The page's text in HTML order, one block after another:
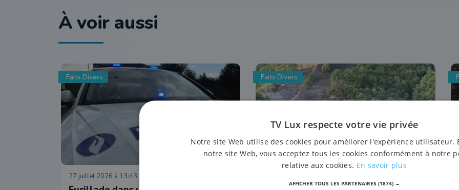
À voir aussi
Faits Divers
27 juillet 2026 à 13:43
Faits Divers
TV Lux respecte votre vie privée
Notre site Web utilise des cookies pour améliorer l'expérience utilisateur.
notre site Web, vous acceptez tous les cookies conformément à notre
relative aux cookies. En savoir plus
AFFICHER TOUS LES PARTENAIRES (1874) →